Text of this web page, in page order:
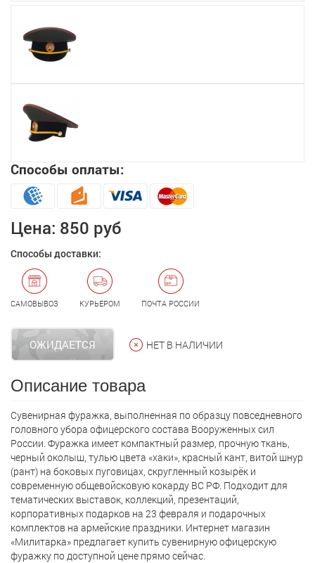
Способы оплаты:
Цена: 850 руб
Способы доставки:
САМОВЫВОЗ КУРЬЕРОМ ПОЧТА РОССИИ
ОЖИДАЕТСЯ НЕТ В НАЛИЧИИ
Описание товара
Сувенирная фуражка, выполненная по образцу повседневного
головного убора офицерского состава Вооруженных сил
России. Фуражка имеет компактный размер, прочную ткань,
черный околыш, тулью цвета «хаки», красный кант, витой шнур
(рант) на боковых пуговицах, скругленный козырёк и
современную общевойсковую кокарду ВС РФ. Подходит для
тематических выставок, коллекций, презентаций,
корпоративных подарков на 23 февраля и подарочных
комплектов на армейские праздники. Интернет магазин
«Милитарка» предлагает кyпить сувенирную офицерскую
фуражку по доступной цене прямо сейчас.